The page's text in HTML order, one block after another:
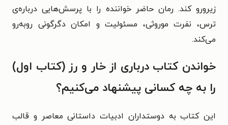
زیرورو کند. رمان حاضر خواننده را با پرسش‌هایی درباره‌ی
ترس، نفرت موروثی، مسئولیت و امکان دگرگونی روبه‌رو
می‌کند.
خواندن کتاب درباری از خار و رز (کتاب اول)
را به چه کسانی پیشنهاد می‌کنیم؟
این کتاب به دوستداران ادبیات داستانی معاصر و قالب